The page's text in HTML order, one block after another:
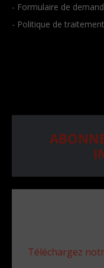
- Formulaire de
- Politique de traitement
Téléchargez